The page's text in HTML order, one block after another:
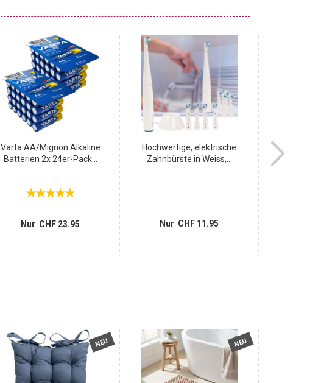
Varta AA/Mignon Alkaline
Batterien 2x 24er-Pack...
Nur CHF 23.95
Hochwertige, elektrische
Zahnbürste in Weiss,...
Nur CHF 11.95
800W – mit
NEU NEU